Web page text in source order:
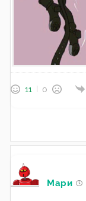
11 0
Мари